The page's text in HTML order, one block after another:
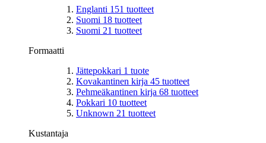
Englanti 151 tuotteet
Suomi 18 tuotteet
Suomi 21 tuotteet
Formaatti
Jättepokkari 1 tuote
Kovakantinen kirja 45 tuotteet
Pehmeäkantinen kirja 68 tuotteet
Pokkari 10 tuotteet
Unknown 21 tuotteet
Kustantaja